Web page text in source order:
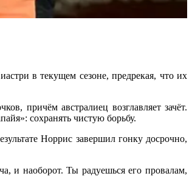
в текущем сезоне, предрекая, что их
причём австралиец возглавляет зачёт.
сохранять чистую борьбу.
Норрис завершил гонку досрочно,
и наоборот. Ты радуешься его провалам,